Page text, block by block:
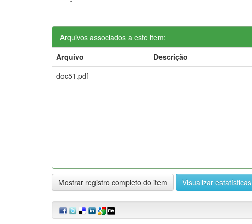
Arquivos associados a este item:
Arquivo
Descrição
doc51.pdf
Mostrar registro completo do item Visualizar estatísticas